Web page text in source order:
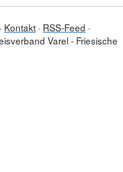
Kontakt RSS-Feed
Varel - Friesische